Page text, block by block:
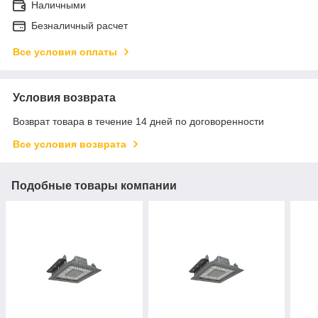
Наличными
Безналичный расчет
Все условия оплаты
Условия возврата
Возврат товара в течение 14 дней по договоренности
Все условия возврата
Подобные товары компании